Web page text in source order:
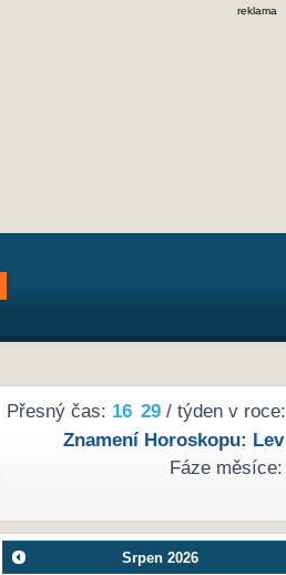
reklama
Přesný čas: 16 29/ týden v roce:
Znamení Horoskopu: Lev
Fáze měsíce:
Srpen 2026